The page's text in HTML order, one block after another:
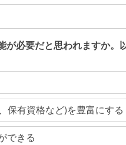
由があればご記入ください
が必要だと思われますか。
保有資格など)を豊富にする
できる